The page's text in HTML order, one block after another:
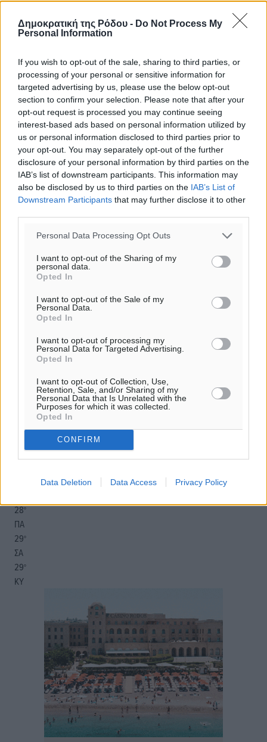
Δημοκρατική της Ρόδου - Do Not Process My
Personal Information
If you wish to opt-out of the sale, sharing to third parties, or
processing of your personal or sensitive information for
targeted advertising by us, please use the below opt-out
section to confirm your selection. Please note that after your
opt-out request is processed you may continue seeing
interest-based ads based on personal information utilized by
us or personal information disclosed to third parties prior to
your opt-out. You may separately opt-out of the further
disclosure of your personal information by third parties on the
IAB’s list of downstream participants. This information may
also be disclosed by us to third parties on the IAB’s List of
Downstream Participants that may further disclose it to other
Personal Data Processing Opt Outs
I want to opt-out of the Sharing of my
personal data.
Opted In
I want to opt-out of the Sale of my
Personal Data.
Opted In
I want to opt-out of processing my
Personal Data for Targeted Advertising.
Opted In
I want to opt-out of Collection, Use,
Retention, Sale, and/or Sharing of my
Personal Data that Is Unrelated with the
Purposes for which it was collected.
Opted In
CONFIRM
Data Deletion Data Access Privacy Policy
Υπενθύμιση:
παρεχόμενου συνδέσμου παραπομπής προς το άρθρο
της Δημοκρατικής.
o καιρός τώρα:
αίθριος καιρός
km/h
20:09
28°
ΠΑ
29°
ΣΑ
29°
ΚΥ